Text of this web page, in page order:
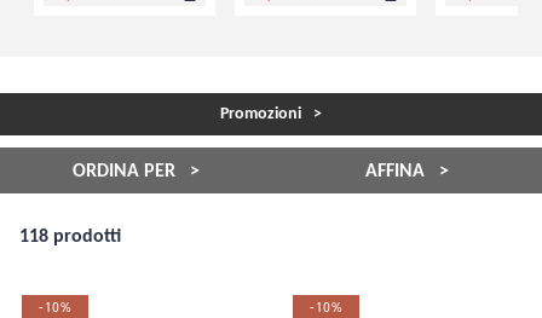
Promozioni
ORDINA PER AFFINA
118 prodotti
-10% -10%